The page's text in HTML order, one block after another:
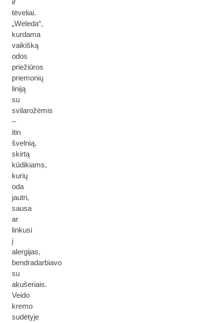
ir
tėveliai.
„Weleda“,
kurdama
vaikišką
odos
priežiūros
priemonių
liniją
su
svilarožėmis
–
itin
švelnią,
skirtą
kūdikiams,
kurių
oda
jautri,
sausa
ar
linkusi
į
alergijas,
bendradarbiavo
su
akušeriais.
Veido
kremo
sudėtyje